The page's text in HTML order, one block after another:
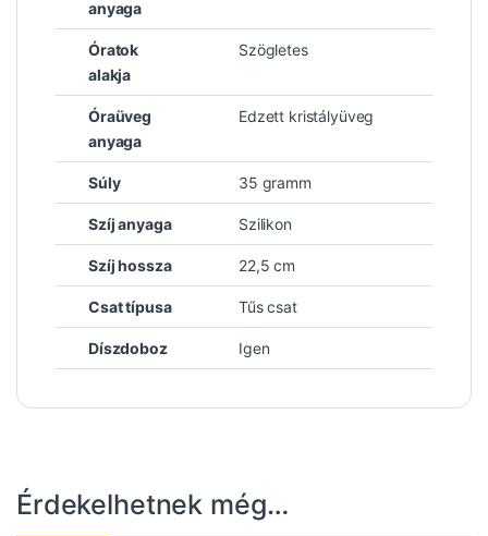
anyaga
Óratok
alakja
Szögletes
Óraüveg
anyaga
Edzett kristályüveg
Súly 35 gramm
Szíj anyaga Szilikon
Szíj hossza 22,5 cm
Csat típusa Tűs csat
Díszdoboz Igen
Érdekelhetnek még…